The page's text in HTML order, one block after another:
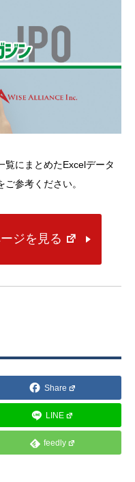
覧にまとめたExcelデータ
参考ください。
ジを見る
Share
LINE
feedly